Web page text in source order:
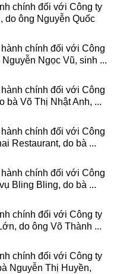
chính đối với Công ty
do ông Nguyễn Quốc
chính đối với Công
Ngọc Vũ, sinh ...
chính đối với Công
bà Võ Thị Nhật Anh, ...
chính đối với Công
Restaurant, do bà ...
chính đối với Công
Bling Bling, do bà ...
chính đối với Công ty
do ông Võ Thành ...
chính đối với Công ty
Nguyễn Thị Huyền,